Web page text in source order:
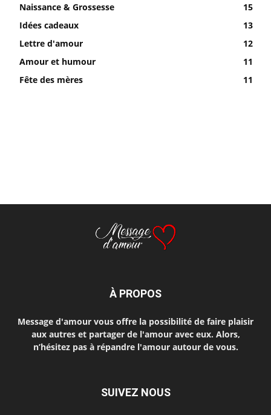
Naissance & Grossesse
15
Idées cadeaux
13
Lettre d'amour
12
Amour et humour
11
Fête des mères
11
À PROPOS
Message d'amour vous offre la possibilité de faire plaisir
aux autres et partager de l'amour avec eux. Alors,
n’hésitez pas à répandre l'amour autour de vous.
SUIVEZ NOUS